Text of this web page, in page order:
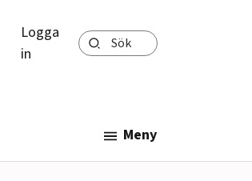
Logga
in
Sök
Meny